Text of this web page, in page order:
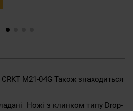
M21-04G Також знаходиться
Ножі з клинком типу Drop-